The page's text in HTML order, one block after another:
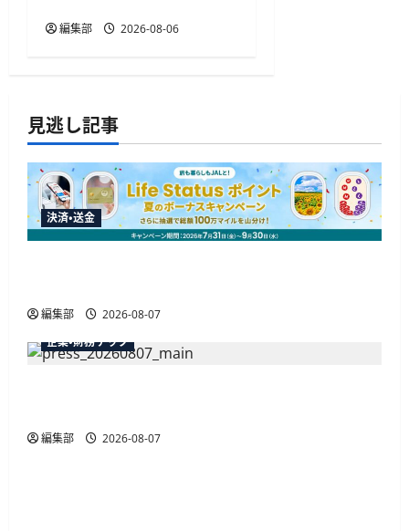
編集部 2026-08-06
見逃し記事
決済・送金
編集部
2026-08-07
企業・財務テック
編集部 2026-08-07
広告